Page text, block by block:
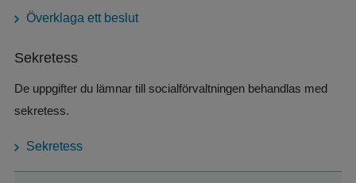
Överklaga ett beslut
Sekretess
De uppgifter du lämnar till socialförvaltningen behandlas med
sekretess.
Sekretess